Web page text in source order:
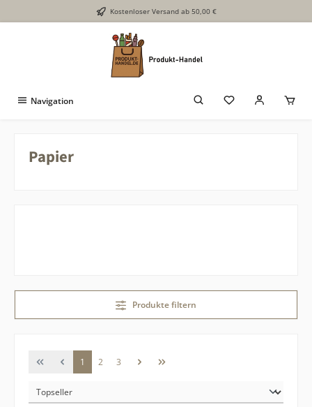
Zum Hauptinhalt springen Kostenloser Versand ab 50,00 €
Navigation
Papier
Produkte filtern
Seite
1 Seite
2 Seite
3